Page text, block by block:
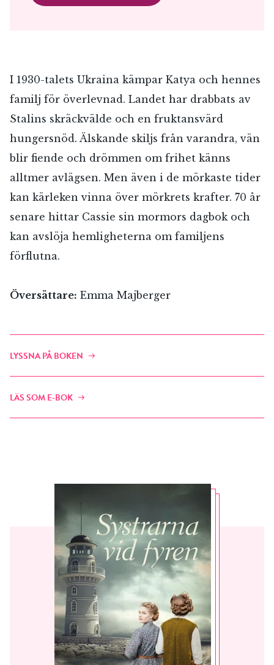
I 1930-talets Ukraina kämpar Katya och hennes
familj för överlevnad. Landet har drabbats av
Stalins skräckvälde och en fruktansvärd
hungersnöd. Älskande skiljs från varandra, vän
blir fiende och drömmen om frihet känns
alltmer avlägsen. Men även i de mörkaste tider
kan kärleken vinna över mörkrets krafter. 70 år
senare hittar Cassie sin mormors dagbok och
kan avslöja hemligheterna om familjens
förflutna.
Översättare: Emma Majberger
LYSSNA PÅ BOKEN
LÄS SOM E-BOK